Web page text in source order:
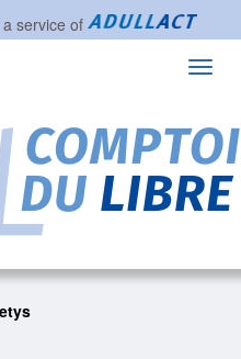
service of